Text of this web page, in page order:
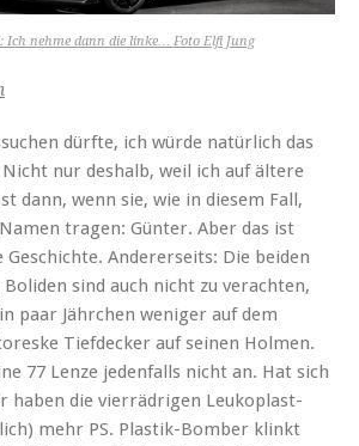
Ich nehme dann die linke… Foto Elfi Jung
dürfte, ich würde natürlich das
nur deshalb, weil ich auf ältere
dann, wenn sie, wie in diesem Fall,
tragen: Günter. Aber das ist
Geschichte. Andererseits: Die beiden
sind auch nicht zu verachten,
paar Jährchen weniger auf dem
Tiefdecker auf seinen Holmen.
77 Lenze jedenfalls nicht an. Hat sich
haben die vierrädrigen Leukoplast-
mehr PS. Plastik-Bomber klinkt